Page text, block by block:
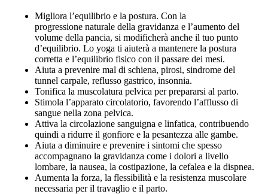
Migliora l’equilibrio e la postura. Con la
progressione naturale della gravidanza e l’aumento del
volume della pancia, si modificherà anche il tuo punto
d’equilibrio. Lo yoga ti aiuterà a mantenere la postura
corretta e l’equilibrio fisico con il passare dei mesi.
Aiuta a prevenire mal di schiena, pirosi, sindrome del
tunnel carpale, reflusso gastrico, insonnia.
Tonifica la muscolatura pelvica per prepararsi al parto.
Stimola l’apparato circolatorio, favorendo l’afflusso di
sangue nella zona pelvica.
Attiva la circolazione sanguigna e linfatica, contribuendo
quindi a ridurre il gonfiore e la pesantezza alle gambe.
Aiuta a diminuire e prevenire i sintomi che spesso
accompagnano la gravidanza come i dolori a livello
lombare, la nausea, la costipazione, la cefalea e la dispnea.
Aumenta la forza, la flessibilità e la resistenza muscolare
necessaria per il travaglio e il parto.